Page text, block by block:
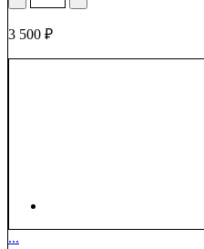
3 500 ₽
...